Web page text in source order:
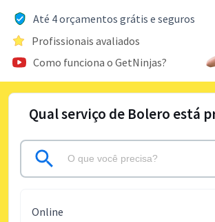
Até 4 orçamentos grátis e seguros
Profissionais avaliados
Como funciona o GetNinjas?
Qual serviço de Bolero está
Online